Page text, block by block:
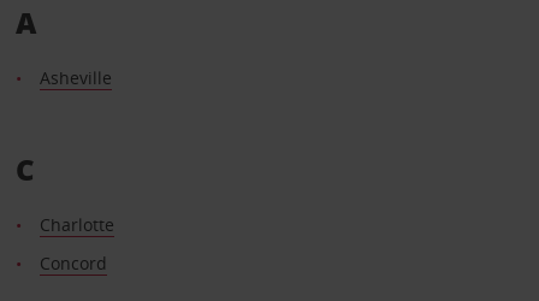
A
Asheville
C
Charlotte
Concord